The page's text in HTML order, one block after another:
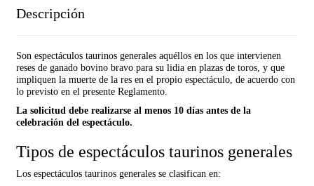
Descripción
Son espectáculos taurinos generales aquéllos en los que intervienen
reses de ganado bovino bravo para su lidia en plazas de toros, y que
impliquen la muerte de la res en el propio espectáculo, de acuerdo con
lo previsto en el presente Reglamento.
La solicitud debe realizarse al menos 10 días antes de la
celebración del espectáculo.
Tipos de espectáculos taurinos generales
Los espectáculos taurinos generales se clasifican en: